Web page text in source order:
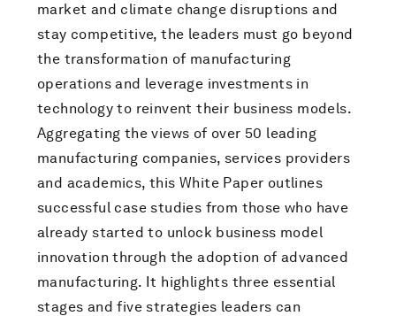
market and climate change disruptions and
stay competitive, the leaders must go beyond
the transformation of manufacturing
operations and leverage investments in
technology to reinvent their business models.
Aggregating the views of over 50 leading
manufacturing companies, services providers
and academics, this White Paper outlines
successful case studies from those who have
already started to unlock business model
innovation through the adoption of advanced
manufacturing. It highlights three essential
stages and five strategies leaders can